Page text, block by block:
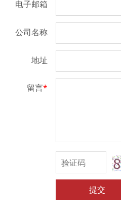
电子邮箱
公司名称
地址
留言*
提交